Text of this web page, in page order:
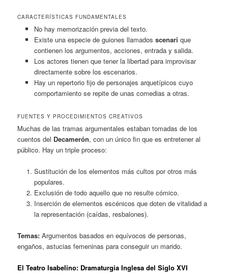
CARACTERÍSTICAS FUNDAMENTALES
No hay memorización previa del texto.
Existe una especie de guiones llamados scenari que
contienen los argumentos, acciones, entrada y salida.
Los actores tienen que tener la libertad para improvisar
directamente sobre los escenarios.
Hay un repertorio fijo de personajes arquetípicos cuyo
comportamiento se repite de unas comedias a otras.
FUENTES Y PROCEDIMIENTOS CREATIVOS
Muchas de las tramas argumentales estaban tomadas de los
cuentos del Decamerón, con un único fin que es entretener al
público. Hay un triple proceso:
Sustitución de los elementos más cultos por otros más
populares.
Exclusión de todo aquello que no resulte cómico.
Inserción de elementos escénicos que doten de vitalidad a
la representación (caídas, resbalones).
Temas: Argumentos basados en equívocos de personas,
engaños, astucias femeninas para conseguir un marido.
El Teatro Isabelino: Dramaturgia Inglesa del Siglo XVI